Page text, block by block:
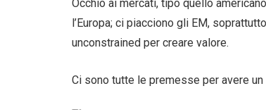
Occhio ai mercati, tipo quello
l’Europa; ci piacciono gli EM,
unconstrained per creare valore.
Ci sono tutte le premesse per avere